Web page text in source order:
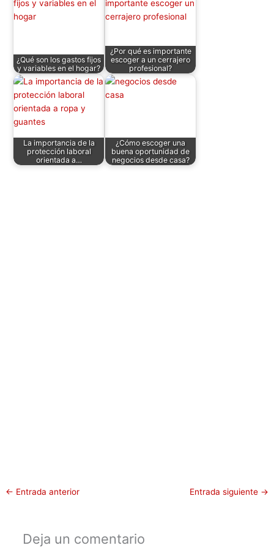
¿Qué son los gastos fijos
y variables en el hogar?
¿Por qué es importante
escoger a un cerrajero
profesional?
La importancia de la
protección laboral
orientada a…
¿Cómo escoger una
buena oportunidad de
negocios desde casa?
← Entrada anterior Entrada siguiente →
Deja un comentario